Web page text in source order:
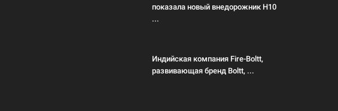
показала новый внедорожник H10
...
Индийская компания Fire-Boltt,
развивающая бренд Boltt, ...